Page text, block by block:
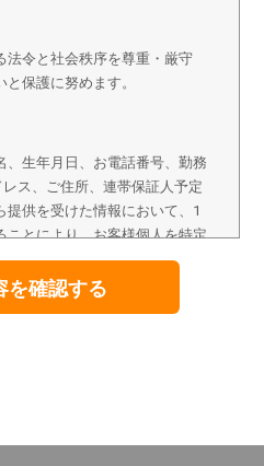
法令と社会秩序を尊重・厳守
保護に努めます。
、生年月日、お電話番号、勤務
ス、ご住所、連帯保証人予定
供を受けた情報において、1
ことにより、お客様個人を特定
ます。
、提供